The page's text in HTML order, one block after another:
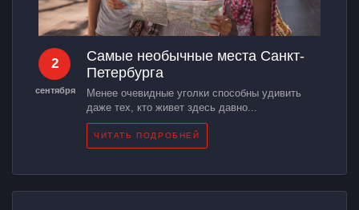
2
сентября
Самые необычные места Санкт-
Петербурга
Менее очевидные уголки способны удивить
даже тех, кто живет здесь давно...
ЧИТАТЬ ПОДРОБНЕЙ